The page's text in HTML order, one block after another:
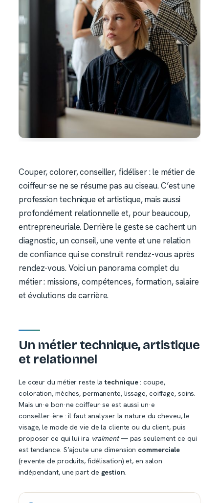
Couper, colorer, conseiller, fidéliser : le métier de
coiffeur·se ne se résume pas au ciseau. C’est une
profession technique et artistique, mais aussi
profondément relationnelle et, pour beaucoup,
entrepreneuriale. Derrière le geste se cachent un
diagnostic, un conseil, une vente et une relation
de confiance qui se construit rendez-vous après
rendez-vous. Voici un panorama complet du
métier : missions, compétences, formation, salaire
et évolutions de carrière.
Un métier technique, artistique
et relationnel
Le cœur du métier reste latechnique: coupe,
coloration, mèches, permanente, lissage, coiffage, soins.
Mais un·e bon·ne coiffeur·se est aussi un·e
conseiller·ère : il faut analyser la nature du cheveu, le
visage, le mode de vie de la cliente ou du client, puis
proposer ce qui lui ira vraiment— pas seulement ce qui
est tendance. S’ajoute une dimension commerciale
(revente de produits, fidélisation) et, en salon
indépendant, une part de gestion.